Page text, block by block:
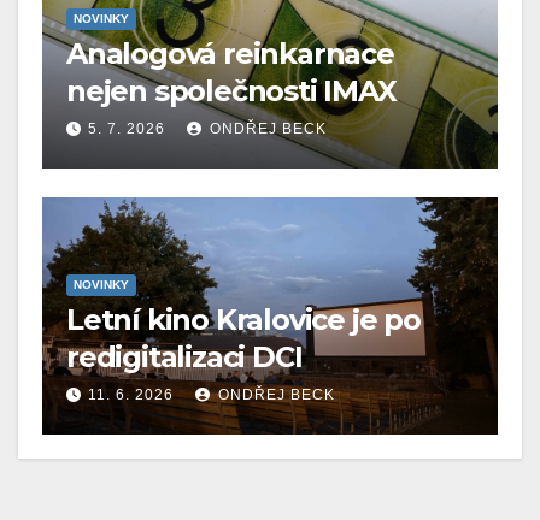
NOVINKY
Analogová reinkarnace
nejen společnosti IMAX
5. 7. 2026 ONDŘEJ BECK
NOVINKY
Letní kino Kralovice je po
redigitalizaci DCI
11. 6. 2026 ONDŘEJ BECK